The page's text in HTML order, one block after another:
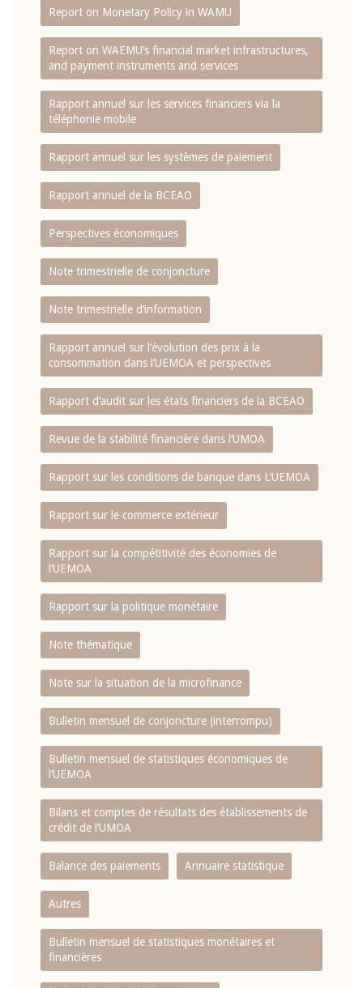
Report on Monetary Policy in WAMU
Report on WAEMU’s financial market infrastructures,
and payment instruments and services
Rapport annuel sur les services financiers via la
téléphonie mobile
Rapport annuel sur les systèmes de paiement
Rapport annuel de la BCEAO
Perspectives économiques
Note trimestrielle de conjoncture
Note trimestrielle d‘information
Rapport annuel sur l‘évolution des prix à la
consommation dans l‘UEMOA et perspectives
Rapport d‘audit sur les états financiers de la BCEAO
Revue de la stabilité financière dans l‘UMOA
Rapport sur les conditions de banque dans L‘UEMOA
Rapport sur le commerce extérieur
Rapport sur la compétitivité des économies de
l‘UEMOA
Rapport sur la politique monétaire
Note thématique
Note sur la situation de la microfinance
Bulletin mensuel de conjoncture (interrompu)
Bulletin mensuel de statistiques économiques de
l‘UEMOA
Bilans et comptes de résultats des établissements de
crédit de l‘UMOA
Balance des paiements Annuaire statistique
Autres
Bulletin mensuel de statistiques monétaires et
financières